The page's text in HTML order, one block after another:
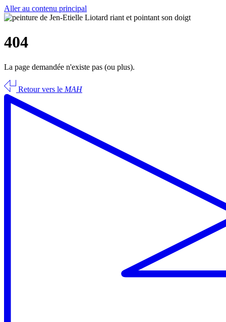
Aller au contenu principal
404
La page demandée n'existe pas (ou plus).
Retour vers le MAH